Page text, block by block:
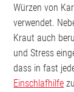
Würzen von
verwendet.
Kraut auch
und Stress
dass in fast
Einschlafhilfe